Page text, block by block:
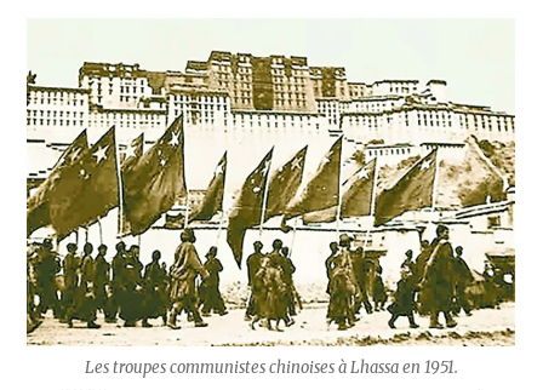
Les troupes communistes chinoises à Lhassa en 1951.